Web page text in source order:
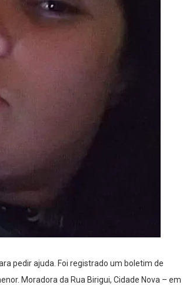
pedir ajuda. Foi registrado um boletim de
Moradora da Rua Birigui, Cidade Nova – em